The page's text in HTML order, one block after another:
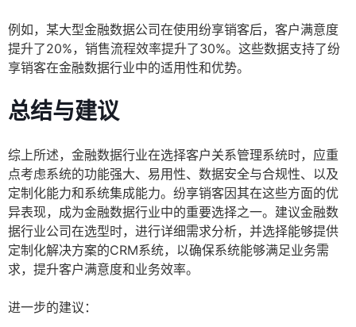
例如，某大型金融数据公司在使用纷享销客后，客户满意度
提升了20%，销售流程效率提升了30%。这些数据支持了纷
享销客在金融数据行业中的适用性和优势。
总结与建议
综上所述，金融数据行业在选择客户关系管理系统时，应重
点考虑系统的功能强大、易用性、数据安全与合规性、以及
定制化能力和系统集成能力。纷享销客因其在这些方面的优
异表现，成为金融数据行业中的重要选择之一。建议金融数
据行业公司在选型时，进行详细需求分析，并选择能够提供
定制化解决方案的CRM系统，以确保系统能够满足业务需
求，提升客户满意度和业务效率。
进一步的建议：